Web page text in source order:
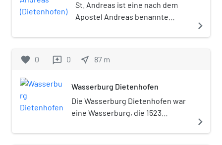
ein geschütztes Baudenkmal.
Der zweigeschossige
verputztem Fachwerk über
Erdgeschoss besitzt
dreigeschossigen Giebel und
eine klassizistische Haustüre.
St. Andreas ist eine nach dem
Apostel Andreas benannte
in Dietenhofen (Dekanat
navigate_next
favorite 0 reviews 0 near_me 87 m
Wasserburg Dietenhofen
Die Wasserburg Dietenhofen war
eine Wasserburg, die 1523
Dietenhofen neu errichtet wurde.
navigate_next